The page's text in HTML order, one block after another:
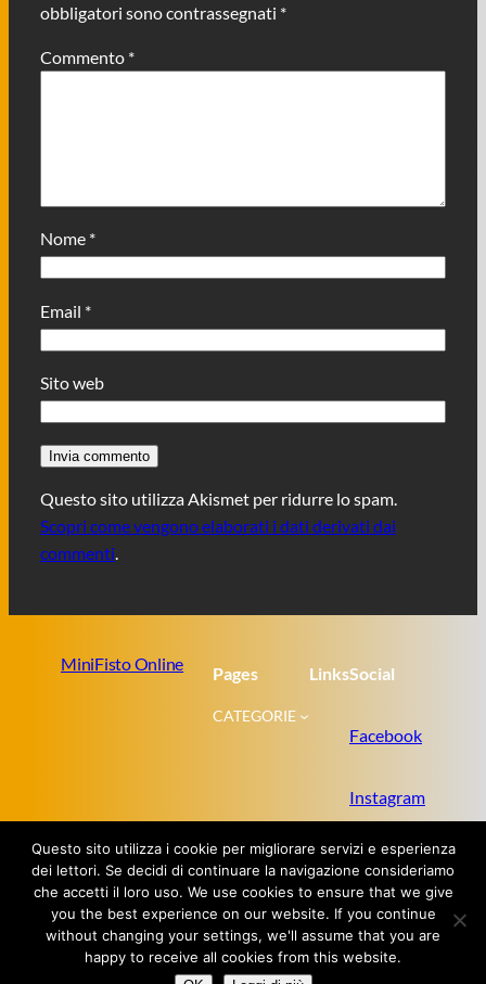
obbligatori sono contrassegnati *
Commento *
Nome *
Email *
Sito web
Questo sito utilizza Akismet per ridurre lo spam.
Scopri come vengono elaborati i dati derivati dai
commenti.
MiniFisto Online Pages
CATEGORIE
LinksSocial
Facebook
Instagram
Twitter
Proudly powered by WordPress
Questo sito utilizza i cookie per migliorare servizi e esperienza
dei lettori. Se decidi di continuare la navigazione consideriamo
che accetti il loro uso. We use cookies to ensure that we give
you the best experience on our website. If you continue
without changing your settings, we'll assume that you are
happy to receive all cookies from this website.